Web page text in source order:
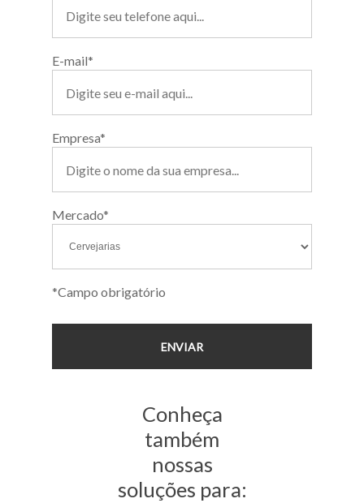
E-mail*
Empresa*
Mercado*
*Campo obrigatório
Conheça
também
nossas
soluções para: